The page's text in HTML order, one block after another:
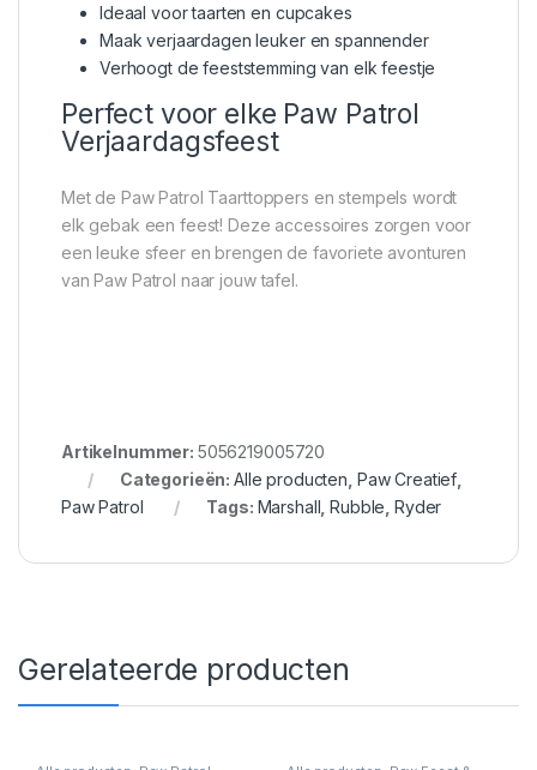
Ideaal voor taarten en cupcakes
Maak verjaardagen leuker en spannender
Verhoogt de feeststemming van elk feestje
Perfect voor elke Paw Patrol
Verjaardagsfeest
Met de Paw Patrol Taarttoppers en stempels wordt
elk gebak een feest! Deze accessoires zorgen voor
een leuke sfeer en brengen de favoriete avonturen
van Paw Patrol naar jouw tafel.
Artikelnummer: 5056219005720
Categorieën:Alle producten Paw Creatief
Paw Patrol
Tags: Marshall ,Rubble ,Ryder
Gerelateerde producten